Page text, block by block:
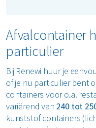
Afvalcontainer
particulier
Bij Renewi huur je
of je nu particulier bent
containers voor o.a.
variërend van 240 tot
kunststof containers